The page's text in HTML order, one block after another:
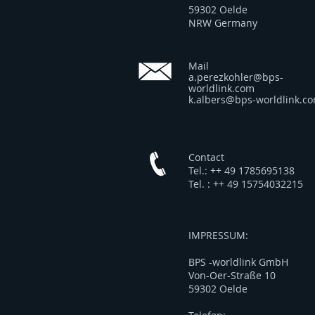
59302 Oelde
NRW Germany
Mail
a.perezkohler@bps-
worldlink.com
k.albers@bps-
Contact
Tel.: ++ 49 1785695138
Tel. : ++ 49 15754032215
IMPRESSUM:
BPS -worldlink GmbH
Von-Oer-Straße 10
59302 Oelde